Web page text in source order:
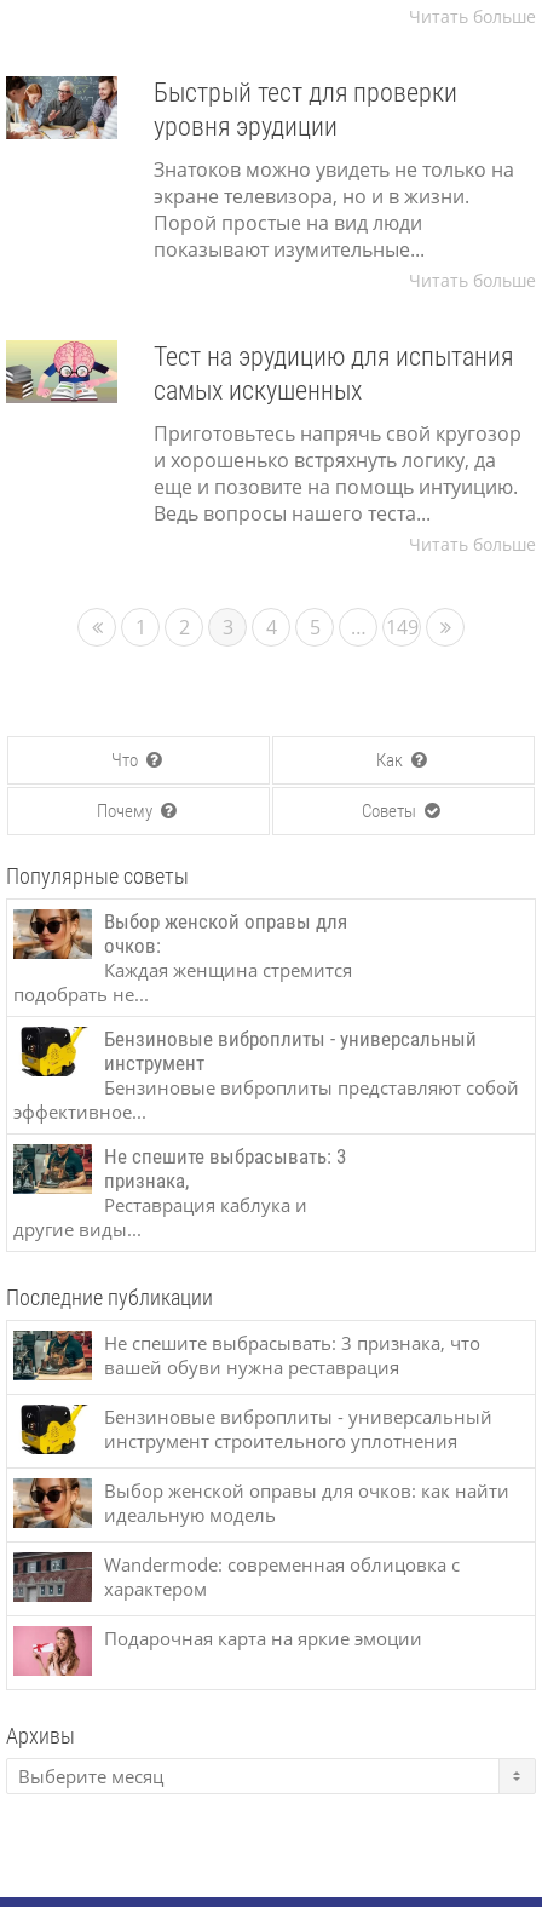
Читать больше
Быстрый тест для проверки
уровня эрудиции
Знатоков можно увидеть не только на
экране телевизора, но и в жизни.
Порой простые на вид люди
показывают изумительные...
Читать больше
Тест на эрудицию для испытания
самых искушенных
Приготовьтесь напрячь свой кругозор
и хорошенько встряхнуть логику, да
еще и позовите на помощь интуицию.
Ведь вопросы нашего теста...
Читать больше
1 2 3 4 5 … 149
Что Как
Почему Советы
Популярные советы
Выбор женской оправы для
очков:
Каждая женщина стремится
подобрать не...
Бензиновые виброплиты - универсальный
инструмент
Бензиновые виброплиты представляют собой
эффективное...
Не спешите выбрасывать: 3
признака,
Реставрация каблука и
другие виды...
Последние публикации
Не спешите выбрасывать: 3 признака, что
вашей обуви нужна реставрация
Бензиновые виброплиты - универсальный
инструмент строительного уплотнения
Выбор женской оправы для очков: как найти
идеальную модель
Wandermode: современная облицовка с
характером
Подарочная карта на яркие эмоции
Архивы